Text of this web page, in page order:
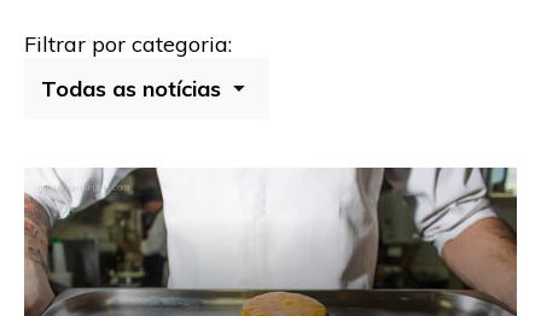
Filtrar por categoria: